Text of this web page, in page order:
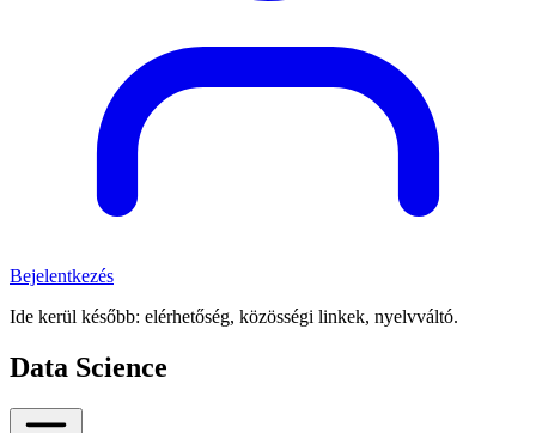
Bejelentkezés
Ide kerül később: elérhetőség, közösségi linkek, nyelvváltó.
Data Science